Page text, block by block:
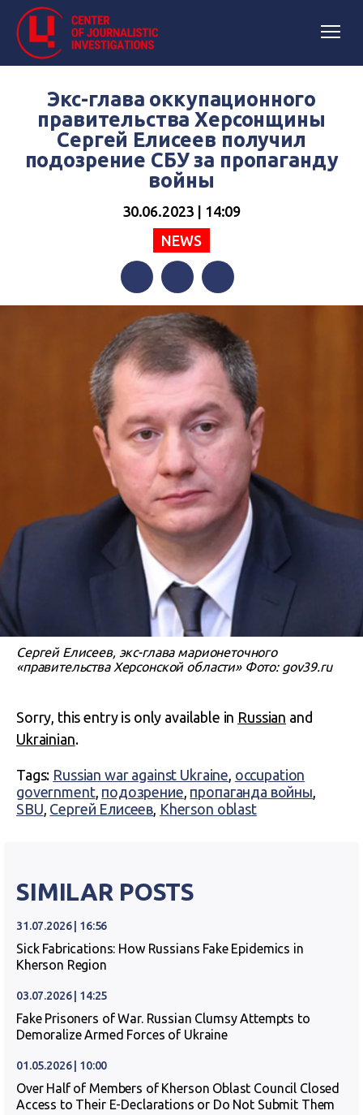
Экс-глава оккупационного
правительства Херсонщины
Сергей Елисеев получил
подозрение СБУ за пропаганду
войны
30.06.2023 | 14:09
NEWS
FacebookTwitterTelegram
Сергей Елисеев, экс-глава марионеточного
«правительства Херсонской области» Фото: gov39.ru
Sorry, this entry is only available in Russian and
Ukrainian.
Tags: Russian war against Ukraine, occupation
government, подозрение, пропаганда войны,
SBU, Сергей Елисеев, Kherson oblast
SIMILAR POSTS
31.07.2026 | 16:56
Sick Fabrications: How Russians Fake Epidemics in
Kherson Region
03.07.2026 | 14:25
Fake Prisoners of War. Russian Clumsy Attempts to
Demoralize Armed Forces of Ukraine
01.05.2026 | 10:00
Over Half of Members of Kherson Oblast Council Closed
Access to Their E-Declarations or Do Not Submit Them